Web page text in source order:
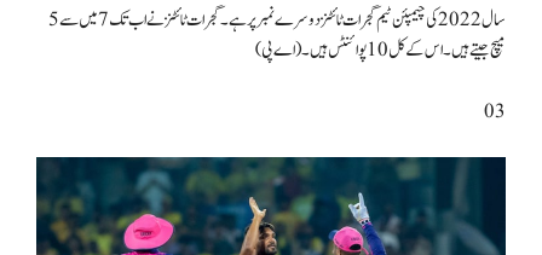
سال 2022 کی چیمپئن ٹیم گجرات ٹائٹنز دوسرے نمبر پر ہے۔ گجرات ٹائٹنز نے اب تک 7 میں سے 5
میچ جیتے ہیں۔ اس کے کل 10 پوائنٹس ہیں۔ (اے پی)
03